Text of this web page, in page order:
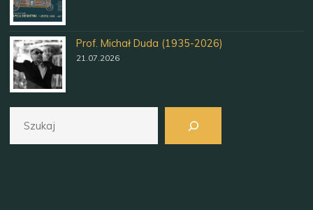
Prof. Michał Duda (1935-2026)
21.07.2026